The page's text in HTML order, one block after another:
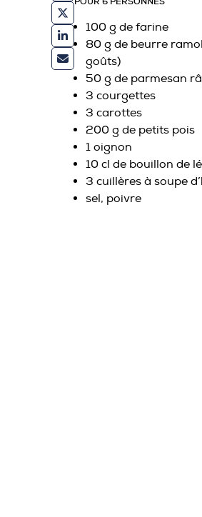
100 g de farine
80 g de beurre
goûts)
50 g de parmesan
3 courgettes
3 carottes
200 g de petits pois
1 oignon
10 cl de bouillon de
3 cuillères à soupe
sel, poivre